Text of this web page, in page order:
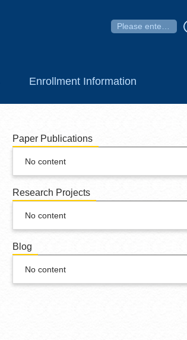
Enrollment Information
Paper Publications
No content
Research Projects
No content
Blog
No content